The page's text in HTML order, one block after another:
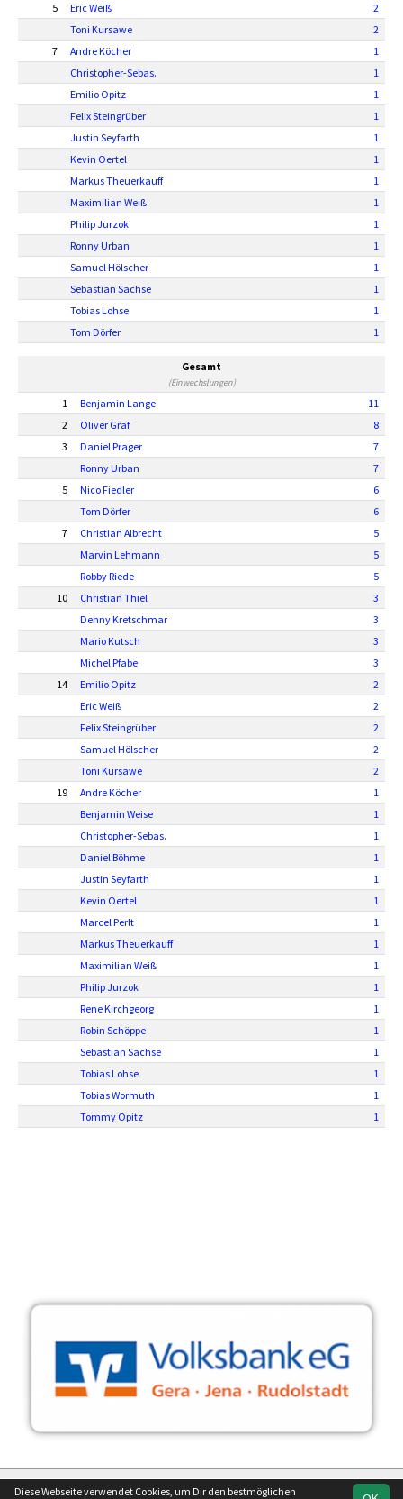
5
Eric Weiß
2
Toni Kursawe
2
7
Andre Köcher
1
Christopher-Sebas.
1
Emilio Opitz
1
Felix Steingrüber
1
Justin Seyfarth
1
Kevin Oertel
1
Markus Theuerkauff
1
Maximilian Weiß
1
Philip Jurzok
1
Ronny Urban
1
Samuel Hölscher
1
Sebastian Sachse
1
Tobias Lohse
1
Tom Dörfer
1
Gesamt
(Einwechslungen)
1 Benjamin Lange
11
2
Oliver Graf
8
3
Daniel Prager
7
Ronny Urban
7
5
Nico Fiedler
6
Tom Dörfer
6
7
Christian Albrecht
5
Marvin Lehmann
5
Robby Riede
5
10
Christian Thiel
3
Denny Kretschmar
3
Mario Kutsch
3
Michel Pfabe
3
14
Emilio Opitz
2
Eric Weiß
2
Felix Steingrüber
2
Samuel Hölscher
2
Toni Kursawe
2
19
Andre Köcher
1
Benjamin Weise
1
Christopher-Sebas.
1
Daniel Böhme
1
Justin Seyfarth
1
Kevin Oertel
1
Marcel Perlt
1
Markus Theuerkauff
1
Maximilian Weiß
1
Philip Jurzok
1
Rene Kirchgeorg
1
Robin Schöppe
1
Sebastian Sachse
1
Tobias Lohse
1
Tobias Wormuth
1
Tommy Opitz
1
soccero.de
Diese Webseite verwendet Cookies, um Dir den bestmöglichen